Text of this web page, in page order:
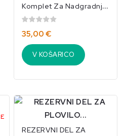
Komplet Za Nadgradnjo
F-49, F49, F649
35,00 €
V KOŠARICO
REZERVNI DEL ZA